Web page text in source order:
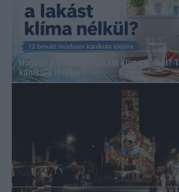
Hogyan hűtsük le a lakást klíma nélkül?
kánikula idejére